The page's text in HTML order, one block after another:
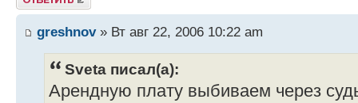
greshnov» Вт авг 22, 2006 10:22 am
Sveta писал(а):
Арендную плату выбиваем через